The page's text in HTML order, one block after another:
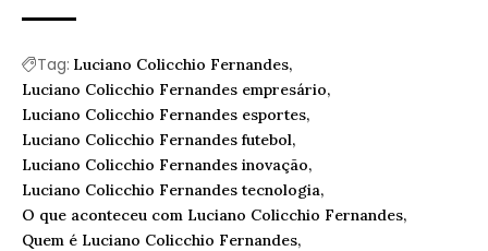
Tag: Luciano Colicchio Fernandes
Luciano Colicchio Fernandes empresário
Luciano Colicchio Fernandes esportes
Luciano Colicchio Fernandes futebol
Luciano Colicchio Fernandes inovação
Luciano Colicchio Fernandes tecnologia
O que aconteceu com Luciano Colicchio Fernandes
Quem é Luciano Colicchio Fernandes